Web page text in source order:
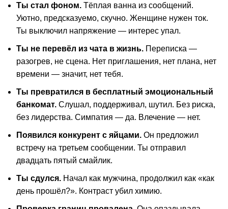
Ты стал фоном. Тёплая ванна из сообщений.
Уютно, предсказуемо, скучно. Женщине нужен ток.
Ты выключил напряжение — интерес упал.
Ты не перевёл из чата в жизнь. Переписка —
разогрев, не сцена. Нет приглашения, нет плана, нет
времени — значит, нет тебя.
Ты превратился в бесплатный эмоциональный
банкомат. Слушал, поддерживал, шутил. Без риска,
без лидерства. Симпатия — да. Влечение — нет.
Появился конкурент с яйцами. Он предложил
встречу на третьем сообщении. Ты отправил
двадцать пятый смайлик.
Ты сдулся. Начал как мужчина, продолжил как «как
день прошёл?». Контраст убил химию.